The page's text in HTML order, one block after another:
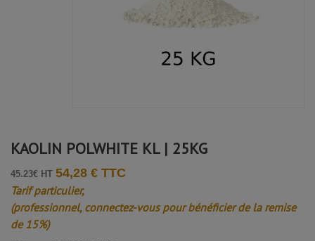
KAOLIN POLWHITE KL | 25KG
45.23€ HT 54,28 € TTC
Tarif particulier,
(professionnel, connectez-vous pour bénéficier de la remise
de 15%)